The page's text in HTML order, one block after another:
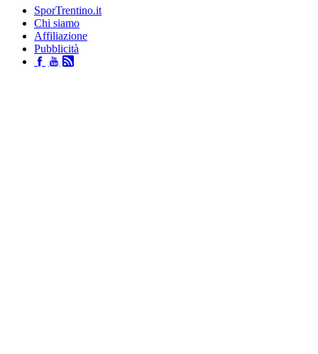
SporTrentino.it
Chi siamo
Affiliazione
Pubblicità